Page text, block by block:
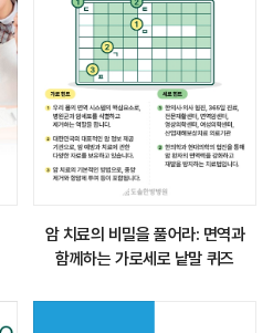
암 치료의 비밀을 풀어라: 면역과
함께하는 가로세로 낱말 퀴즈